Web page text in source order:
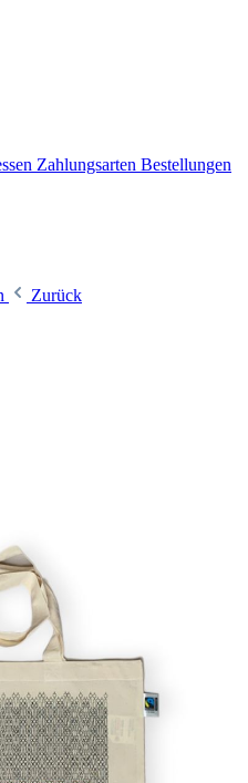
Zahlungsarten Bestellungen
Zurück